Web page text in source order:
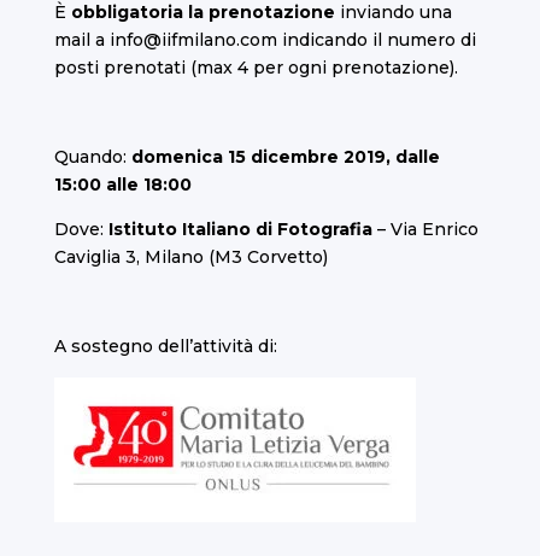
È obbligatoria la prenotazione inviando una
mail a info@iifmilano.com indicando il numero di
posti prenotati (max 4 per ogni prenotazione).
Quando: domenica 15 dicembre 2019, dalle
15:00 alle 18:00
Dove: Istituto Italiano di Fotografia– Via Enrico
Caviglia 3, Milano (M3 Corvetto)
A sostegno dell’attività di: